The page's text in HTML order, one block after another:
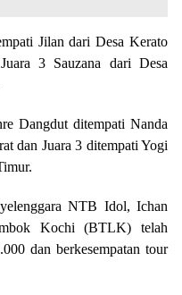
Jilan dari Desa Kerato
3 Sauzana dari Desa
Dangdut ditempati Nanda
dan Juara 3 ditempati Yogi
NTB Idol, Ichan
Kochi (BTLK) telah
dan berkesempatan tour